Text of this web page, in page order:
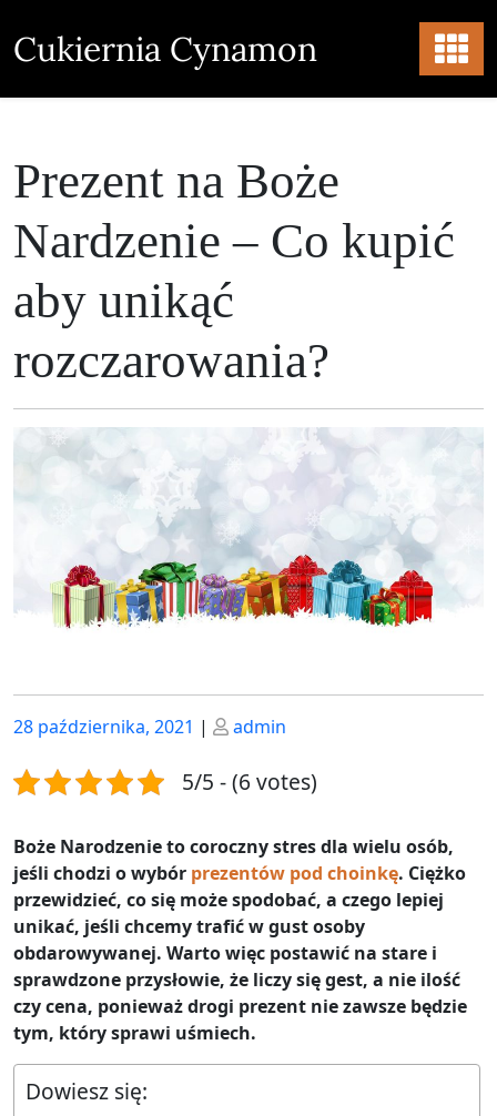
to
content
Cukiernia Cynamon
Prezent na Boże
Nardzenie – Co kupić
aby unikąć
rozczarowania?
Posted
28 października, 2021 | Posted
admin
5/5 - (6 votes)
Boże Narodzenie to coroczny stres dla wielu osób,
jeśli chodzi o wybór prezentów pod choinkę. Ciężko
przewidzieć, co się może spodobać, a czego lepiej
unikać, jeśli chcemy trafić w gust osoby
obdarowywanej. Warto więc postawić na stare i
sprawdzone przysłowie, że liczy się gest, a nie ilość
czy cena, ponieważ drogi prezent nie zawsze będzie
tym, który sprawi uśmiech.
Dowiesz się: